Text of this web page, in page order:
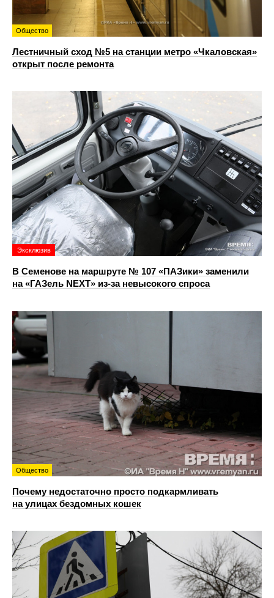
Общество
Лестничный сход №5 на станции метро «Чкаловская»
открыт после ремонта
Эксклюзив
В Семенове на маршруте № 107 «ПАЗики» заменили
на «ГАЗель NEXT» из‑за невысокого спроса
Общество
Почему недостаточно просто подкармливать
на улицах бездомных кошек